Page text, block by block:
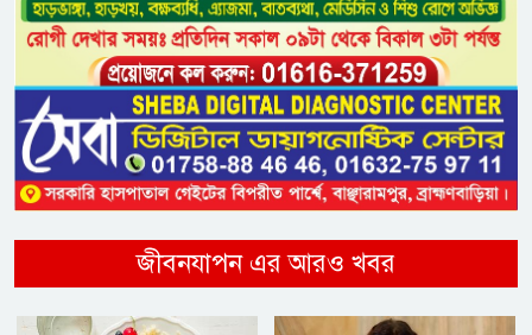
জীবনযাপন এর আরও খবর